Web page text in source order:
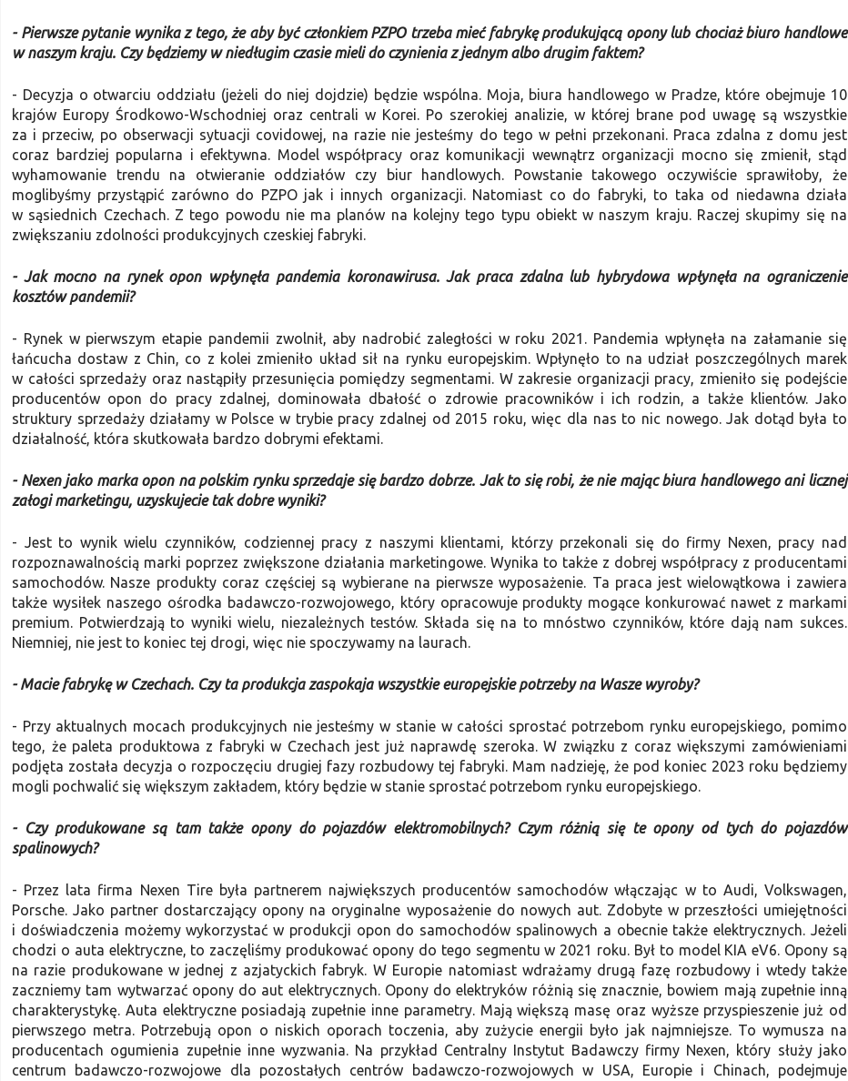
- Pierwsze pytanie wynika z tego, że aby być członkiem PZPO trzeba mieć fabrykę produkującą opony lub chociaż biuro handlowe
w naszym kraju. Czy będziemy w niedługim czasie mieli do czynienia z jednym albo drugim faktem?
- Decyzja o otwarciu oddziału (jeżeli do niej dojdzie) będzie wspólna. Moja, biura handlowego w Pradze, które obejmuje 10
krajów Europy Środkowo-Wschodniej oraz centrali w Korei. Po szerokiej analizie, w której brane pod uwagę są wszystkie
za i przeciw, po obserwacji sytuacji covidowej, na razie nie jesteśmy do tego w pełni przekonani. Praca zdalna z domu jest
coraz bardziej popularna i efektywna. Model współpracy oraz komunikacji wewnątrz organizacji mocno się zmienił, stąd
wyhamowanie trendu na otwieranie oddziałów czy biur handlowych. Powstanie takowego oczywiście sprawiłoby, że
moglibyśmy przystąpić zarówno do PZPO jak i innych organizacji. Natomiast co do fabryki, to taka od niedawna działa
w sąsiednich Czechach. Z tego powodu nie ma planów na kolejny tego typu obiekt w naszym kraju. Raczej skupimy się na
zwiększaniu zdolności produkcyjnych czeskiej fabryki.
- Jak mocno na rynek opon wpłynęła pandemia koronawirusa. Jak praca zdalna lub hybrydowa wpłynęła na ograniczenie
kosztów pandemii?
- Rynek w pierwszym etapie pandemii zwolnił, aby nadrobić zaległości w roku 2021. Pandemia wpłynęła na załamanie się
łańcucha dostaw z Chin, co z kolei zmieniło układ sił na rynku europejskim. Wpłynęło to na udział poszczególnych marek
w całości sprzedaży oraz nastąpiły przesunięcia pomiędzy segmentami. W zakresie organizacji pracy, zmieniło się podejście
producentów opon do pracy zdalnej, dominowała dbałość o zdrowie pracowników i ich rodzin, a także klientów. Jako
struktury sprzedaży działamy w Polsce w trybie pracy zdalnej od 2015 roku, więc dla nas to nic nowego. Jak dotąd była to
działalność, która skutkowała bardzo dobrymi efektami.
- Nexen jako marka opon na polskim rynku sprzedaje się bardzo dobrze. Jak to się robi, że nie mając biura handlowego ani licznej
załogi marketingu, uzyskujecie tak dobre wyniki?
- Jest to wynik wielu czynników, codziennej pracy z naszymi klientami, którzy przekonali się do firmy Nexen, pracy nad
rozpoznawalnością marki poprzez zwiększone działania marketingowe. Wynika to także z dobrej współpracy z producentami
samochodów. Nasze produkty coraz częściej są wybierane na pierwsze wyposażenie. Ta praca jest wielowątkowa i zawiera
także wysiłek naszego ośrodka badawczo-rozwojowego, który opracowuje produkty mogące konkurować nawet z markami
premium. Potwierdzają to wyniki wielu, niezależnych testów. Składa się na to mnóstwo czynników, które dają nam sukces.
Niemniej, nie jest to koniec tej drogi, więc nie spoczywamy na laurach.
- Macie fabrykę w Czechach. Czy ta produkcja zaspokaja wszystkie europejskie potrzeby na Wasze wyroby?
- Przy aktualnych mocach produkcyjnych nie jesteśmy w stanie w całości sprostać potrzebom rynku europejskiego, pomimo
tego, że paleta produktowa z fabryki w Czechach jest już naprawdę szeroka. W związku z coraz większymi zamówieniami
podjęta została decyzja o rozpoczęciu drugiej fazy rozbudowy tej fabryki. Mam nadzieję, że pod koniec 2023 roku będziemy
mogli pochwalić się większym zakładem, który będzie w stanie sprostać potrzebom rynku europejskiego.
- Czy produkowane są tam także opony do pojazdów elektromobilnych? Czym różnią się te opony od tych do pojazdów
spalinowych?
- Przez lata firma Nexen Tire była partnerem największych producentów samochodów włączając w to Audi, Volkswagen,
Porsche. Jako partner dostarczający opony na oryginalne wyposażenie do nowych aut. Zdobyte w przeszłości umiejętności
i doświadczenia możemy wykorzystać w produkcji opon do samochodów spalinowych a obecnie także elektrycznych. Jeżeli
chodzi o auta elektryczne, to zaczęliśmy produkować opony do tego segmentu w 2021 roku. Był to model KIA eV6. Opony są
na razie produkowane w jednej z azjatyckich fabryk. W Europie natomiast wdrażamy drugą fazę rozbudowy i wtedy także
zaczniemy tam wytwarzać opony do aut elektrycznych. Opony do elektryków różnią się znacznie, bowiem mają zupełnie inną
charakterystykę. Auta elektryczne posiadają zupełnie inne parametry. Mają większą masę oraz wyższe przyspieszenie już od
pierwszego metra. Potrzebują opon o niskich oporach toczenia, aby zużycie energii było jak najmniejsze. To wymusza na
producentach ogumienia zupełnie inne wyzwania. Na przykład Centralny Instytut Badawczy firmy Nexen, który służy jako
centrum badawczo-rozwojowe dla pozostałych centrów badawczo-rozwojowych w USA, Europie i Chinach, podejmuje